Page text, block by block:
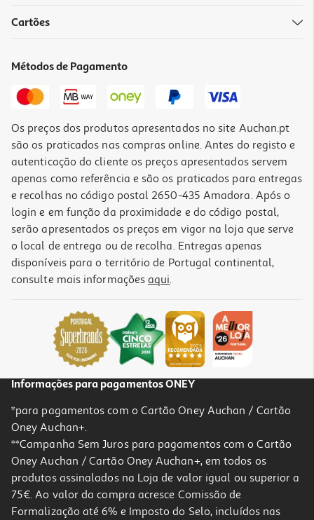
Capa Dbramante1928 Kick Icon Iphone 17 Promax
39,99 €
Cartões
Métodos de Pagamento
Os preços dos produtos apresentados no site Auchan.pt
são os praticados nas compras online. Antes do registo e
autenticação do cliente os preços apresentados servem
apenas como referência e são os praticados para entregas
e recolhas no código postal 2650-435 Amadora. Após o
login e em função da proximidade e do código postal,
serão apresentados os preços em vigor na loja que serve
o local de entrega ou de recolha. Entregas apenas
disponíveis para o território de Portugal continental,
consulte mais informaçõesaqui.
Informações para pagamentos ONEY
*para pagamentos com o Cartão Oney Auchan / Cartão
Oney Auchan+.
**Campanha Sem Juros para pagamentos com o Cartão
Oney Auchan / Cartão Oney Auchan+, em todos os
produtos assinalados na Loja de valor igual ou superior a
75€. Ao valor da compra acresce Comissão de
Formalização até 6% e Imposto do Selo, incluídos nas